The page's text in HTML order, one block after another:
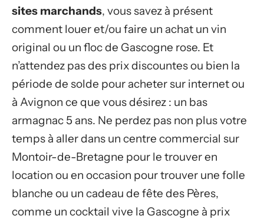
sites marchands, vous savez à présent
comment louer et/ou faire un achat un vin
original ou un floc de Gascogne rose. Et
n’attendez pas des prix discountes ou bien la
période de solde pour acheter sur internet ou
à Avignon ce que vous désirez : un bas
armagnac 5 ans. Ne perdez pas non plus votre
temps à aller dans un centre commercial sur
Montoir-de-Bretagne pour le trouver en
location ou en occasion pour trouver une folle
blanche ou un cadeau de fête des Pères,
comme un cocktail vive la Gascogne à prix